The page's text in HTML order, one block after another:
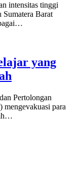
intensitas tinggi
Barat